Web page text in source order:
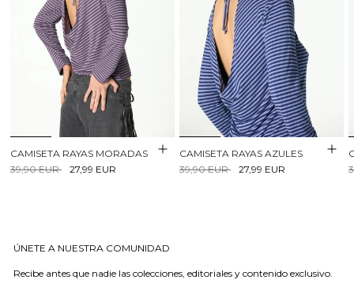
CAMISETA RAYAS MORADAS
39,90 EUR
27,99 EUR
CAMISETA RAYAS AZULES
39,90 EUR
27,99 EUR
ÚNETE A NUESTRA COMUNIDAD
Recibe antes que nadie las colecciones, editoriales y contenido exclusivo.